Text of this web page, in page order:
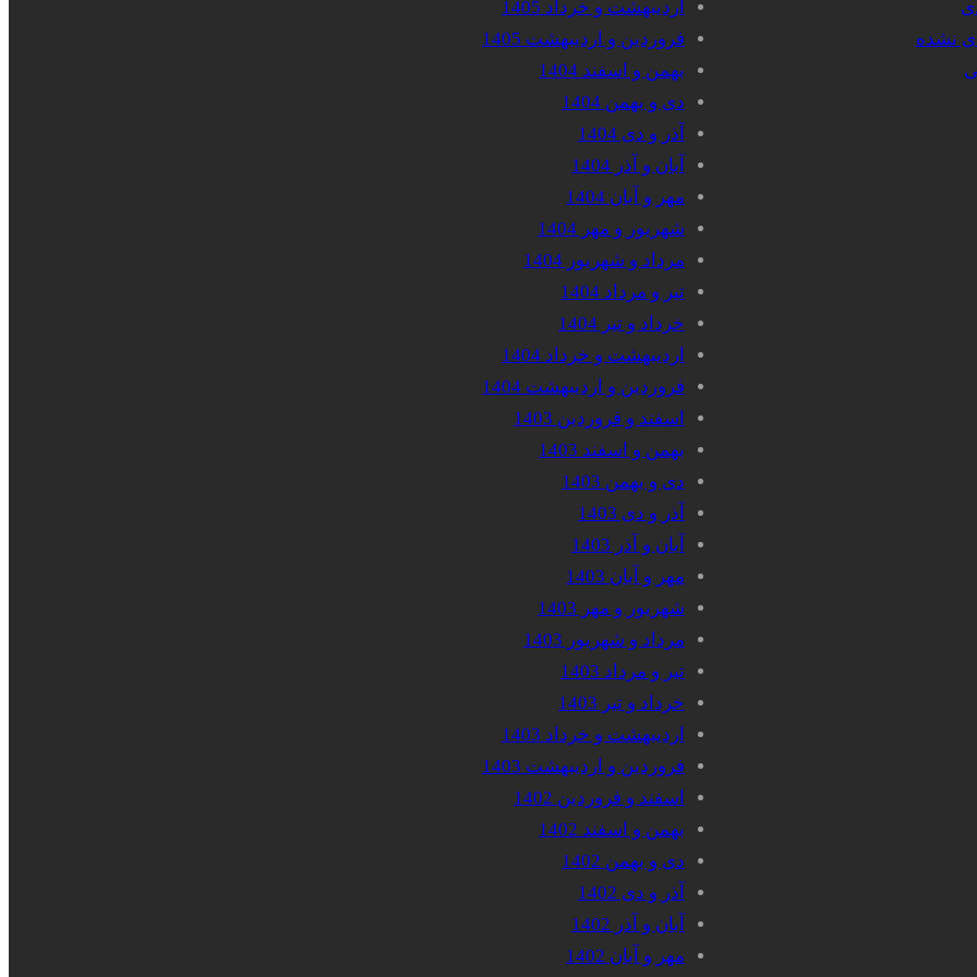
نشده
اردیبهشت و خرداد 1405
فروردین و اردیبهشت 1405
بهمن و اسفند 1404
دی و بهمن 1404
آذر و دی 1404
آبان و آذر 1404
مهر و آبان 1404
شهریور و مهر 1404
مرداد و شهریور 1404
تیر و مرداد 1404
خرداد و تیر 1404
اردیبهشت و خرداد 1404
فروردین و اردیبهشت 1404
اسفند و فروردین 1403
بهمن و اسفند 1403
دی و بهمن 1403
آذر و دی 1403
آبان و آذر 1403
مهر و آبان 1403
شهریور و مهر 1403
مرداد و شهریور 1403
تیر و مرداد 1403
خرداد و تیر 1403
اردیبهشت و خرداد 1403
فروردین و اردیبهشت 1403
اسفند و فروردین 1402
بهمن و اسفند 1402
دی و بهمن 1402
آذر و دی 1402
آبان و آذر 1402
مهر و آبان 1402